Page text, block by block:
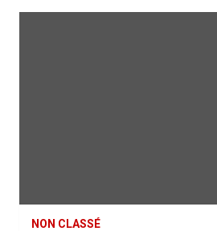
NON CLASSÉ